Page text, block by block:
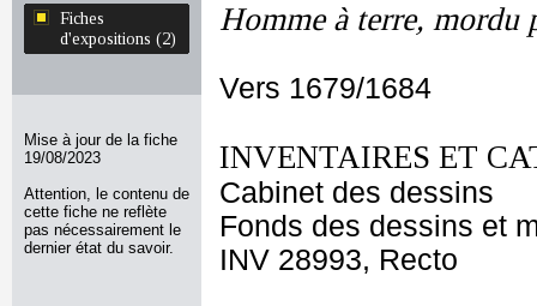
Fiches
d'expositions (2)
Mise à jour de la fiche
19/08/2023
Attention, le contenu de
cette fiche ne reflète
pas nécessairement le
dernier état du savoir.
Homme à terre, mordu
Vers 1679/1684
INVENTAIRES ET
Cabinet des dessins
Fonds des dessins et
INV 28993, Recto